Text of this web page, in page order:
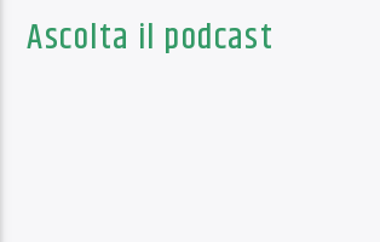
Ascolta il podcast